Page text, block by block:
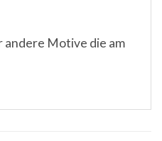
andere Motive die am